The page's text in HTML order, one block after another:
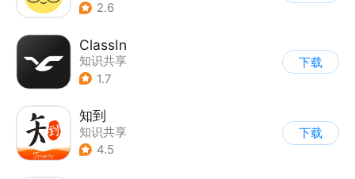
2.6
ClassIn
知识共享
1.7
下载
知到
知识共享
4.5
下载